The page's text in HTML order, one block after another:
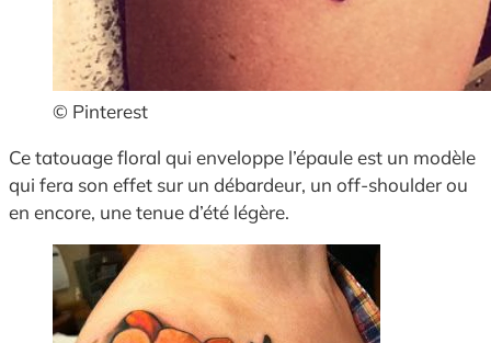
© Pinterest
Ce tatouage floral qui enveloppe l’épaule est un modèle
qui fera son effet sur un débardeur, un off-shoulder ou
en encore, une tenue d’été légère.